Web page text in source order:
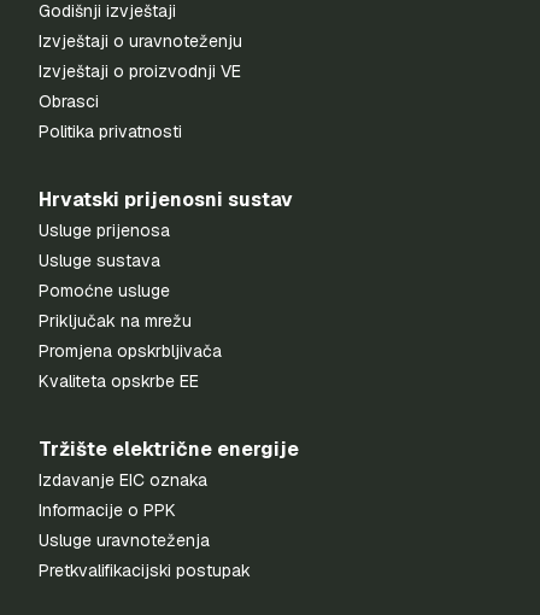
Godišnji izvještaji
Izvještaji o uravnoteženju
Izvještaji o proizvodnji VE
Obrasci
Politika privatnosti
Hrvatski prijenosni sustav
Usluge prijenosa
Usluge sustava
Pomoćne usluge
Priključak na mrežu
Promjena opskrbljivača
Kvaliteta opskrbe EE
Tržište električne energije
Izdavanje EIC oznaka
Informacije o PPK
Usluge uravnoteženja
Pretkvalifikacijski postupak